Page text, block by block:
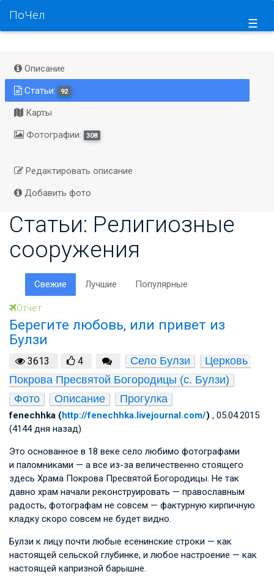
☰
ПоЧел
Описание
Статьи:
92
Карты
Фотографии:
308
Редактировать описание
Добавить фото
Статьи: Религиозные
сооружения
Свежие Лучшие Популярные
Отчет
Берегите любовь, или привет из
Булзи
3613 4 Село Булзи
Церковь
Покрова Пресвятой Богородицы (с. Булзи)
Фото
Описание Прогулка
fenechhka (http://fenechhka.livejournal.com/) , 05.04.2015
(4144 дня назад)
Это основанное в 18 веке село любимо фотографами
и паломниками — а все из-за величественно стоящего
здесь Храма Покрова Пресвятой Богородицы. Не так
давно храм начали реконструировать — православным
радость, фотографам не совсем — фактурную кирпичную
кладку скоро совсем не будет видно.
Булзи к лицу почти любые есенинские строки — как
настоящей сельской глубинке, и любое настроение — как
настоящей капризной барышне.